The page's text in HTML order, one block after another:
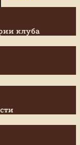
клуба